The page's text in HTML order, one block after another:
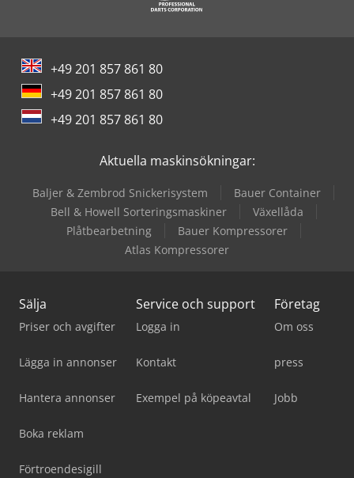
Seepex Pump
Ultrafilter Filter
Zander Filter
Zeppelin Silos
+49 201 857 861 80
+49 201 857 861 80
+49 201 857 861 80
Aktuella maskinsökningar:
Baljer & Zembrod Snickerisystem
Bauer Container
Bell & Howell Sorteringsmaskiner
Växellåda
Plåtbearbetning
Bauer Kompressorer
Atlas Kompressorer
Sälja
Priser och avgifter
Lägga in annonser
Hantera annonser
Boka reklam
Förtroendesigill
Service och support
Logga in
Kontakt
Exempel på köpeavtal
Företag
Om oss
press
Jobb